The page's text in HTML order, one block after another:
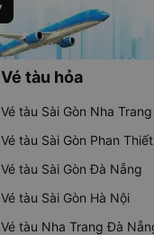
Vé tàu hỏa
Vé tàu Sài Gòn Nha Trang
Vé tàu Sài Gòn Phan Thiết
Vé tàu Sài Gòn Đà Nẵng
Vé tàu Sài Gòn Hà Nội
Vé tàu Nha Trang Đà